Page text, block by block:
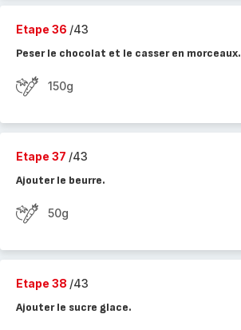
Etape 36 /43
Peser le chocolat et le casser en morceaux.
150g
Etape 37 /43
Ajouter le beurre.
50g
Etape 38 /43
Ajouter le sucre glace.